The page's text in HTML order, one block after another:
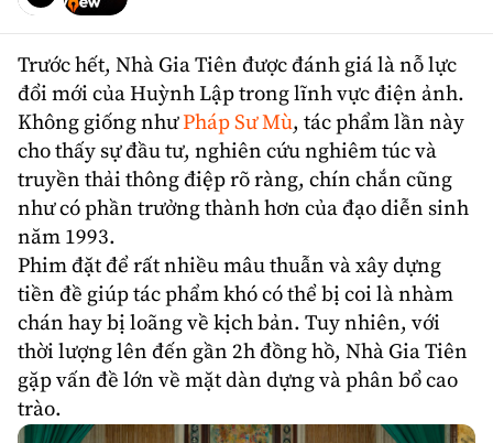
Trước hết, Nhà Gia Tiên được đánh giá là nỗ lực
đổi mới của Huỳnh Lập trong lĩnh vực điện ảnh.
Không giống nhưPháp Sư Mù, tác phẩm lần này
cho thấy sự đầu tư, nghiên cứu nghiêm túc và
truyền thải thông điệp rõ ràng, chín chắn cũng
như có phần trưởng thành hơn của đạo diễn sinh
năm 1993.
Phim đặt để rất nhiều mâu thuẫn và xây dựng
tiền đề giúp tác phẩm khó có thể bị coi là nhàm
chán hay bị loãng về kịch bản. Tuy nhiên, với
thời lượng lên đến gần 2h đồng hồ, Nhà Gia Tiên
gặp vấn đề lớn về mặt dàn dựng và phân bổ cao
trào.